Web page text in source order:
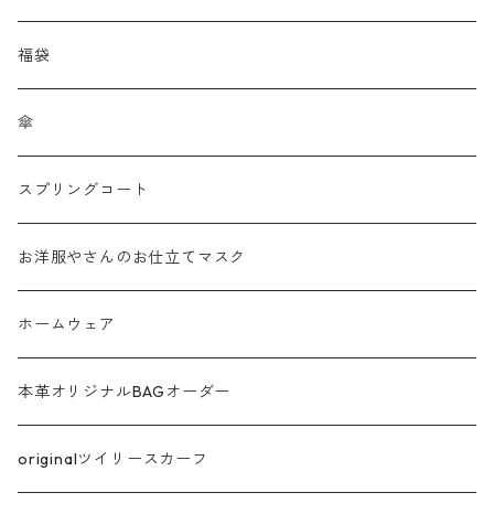
メッシュ
チュール
フリンジ フェザー
シャギー
ラメ
サテン
綿ローン
福袋
傘
スプリングコート
お洋服やさんのお仕立てマスク
ホームウェア
本革オリジナルBAGオーダー
originalツイリースカーフ